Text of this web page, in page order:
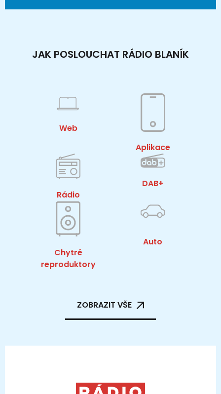
JAK POSLOUCHAT RÁDIO BLANÍK
Web
Aplikace
Rádio
DAB+
Chytré
reproduktory
Auto
ZOBRAZIT VŠE